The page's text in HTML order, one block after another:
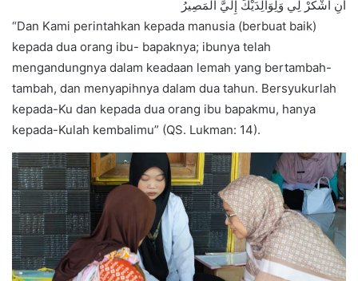
أَنِ اشْكُرْ لِي وَلِوَالِدَيْكَ إِلَيَّ الْمَصِيرُ
“Dan Kami perintahkan kepada manusia (berbuat baik)
kepada dua orang ibu- bapaknya; ibunya telah
mengandungnya dalam keadaan lemah yang bertambah-
tambah, dan menyapihnya dalam dua tahun. Bersyukurlah
kepada-Ku dan kepada dua orang ibu bapakmu, hanya
kepada-Kulah kembalimu” (QS. Lukman: 14).